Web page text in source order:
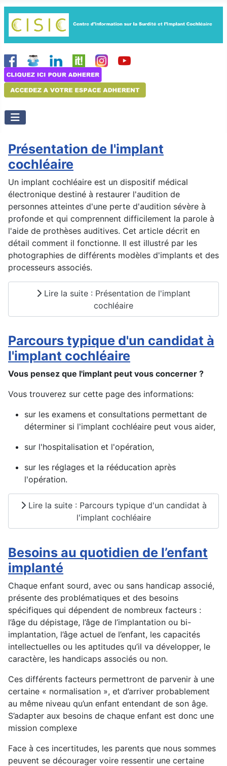
Présentation de l'implant
cochléaire
Un implant cochléaire est un dispositif médical
électronique destiné à restaurer l'audition de
personnes atteintes d'une perte d'audition sévère à
profonde et qui comprennent difficilement la parole à
l'aide de prothèses auditives. Cet article décrit en
détail comment il fonctionne. Il est illustré par les
photographies de différents modèles d'implants et des
processeurs associés.
Lire la suite : Présentation de l'implant
cochléaire
Parcours typique d'un candidat à
l'implant cochléaire
Vous pensez que l'implant peut vous concerner ?
Vous trouverez sur cette page des informations:
sur les examens et consultations permettant de
déterminer si l'implant cochléaire peut vous aider,
sur l'hospitalisation et l'opération,
sur les réglages et la rééducation après
l'opération.
Lire la suite : Parcours typique d'un candidat à
l'implant cochléaire
Besoins au quotidien de l’enfant
implanté
Chaque enfant sourd, avec ou sans handicap associé,
présente des problématiques et des besoins
spécifiques qui dépendent de nombreux facteurs :
l’âge du dépistage, l’âge de l’implantation ou bi-
implantation, l’âge actuel de l’enfant, les capacités
intellectuelles ou les aptitudes qu’il va développer, le
caractère, les handicaps associés ou non.
Ces différents facteurs permettront de parvenir à une
certaine « normalisation », et d’arriver probablement
au même niveau qu’un enfant entendant de son âge.
S’adapter aux besoins de chaque enfant est donc une
mission complexe
Face à ces incertitudes, les parents que nous sommes
peuvent se décourager voire ressentir une certaine